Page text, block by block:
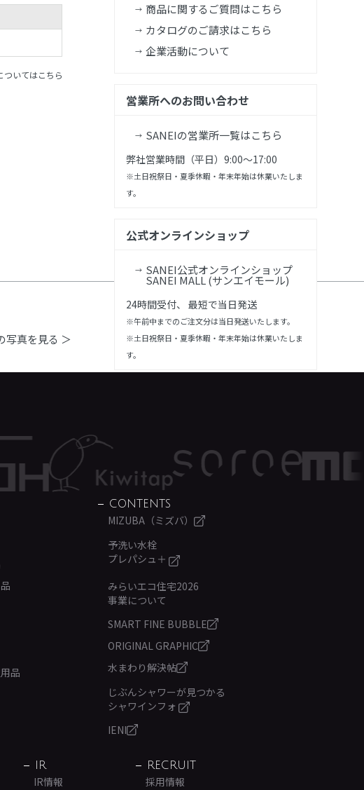
ついてはこちら
商品に関するご質問はこちら
カタログのご請求はこちら
企業活動について
営業所へのお問い合わせ
SANEIの営業所一覧はこちら
弊社営業時間（平日）9:00～17:00
※土日祝祭日・夏季休暇・年末年始は休業いたしま
す。
公式オンラインショップ
SANEI公式オンラインショップ
SANEI MALL (サンエイモール)
24時間受付、 最短で当日発送
※午前中までのご注文分は当日発送いたします。
※土日祝祭日・夏季休暇・年末年始は休業いたしま
す。
写真を見る ＞
品
CONTENTS
MIZUBA（ミズバ）
予洗い水栓
プレパシュ＋
みらいエコ住宅2026
事業について
SMART FINE BUBBLE
ORIGINAL GRAPHIC
水まわり解決帖
じぶんシャワーが見つかる
シャワインフォ
IENI
IR
IR情報
RECRUIT
採用情報